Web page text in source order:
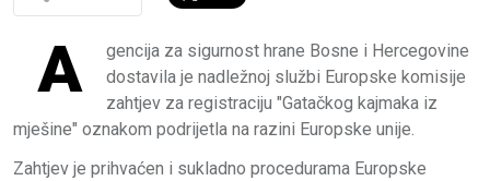
A
gencija za sigurnost hrane Bosne i Hercegovine
dostavila je nadležnoj službi Europske komisije
zahtjev za registraciju "Gatačkog kajmaka iz
mješine" oznakom podrijetla na razini Europske unije.
Zahtjev je prihvaćen i sukladno procedurama Europske